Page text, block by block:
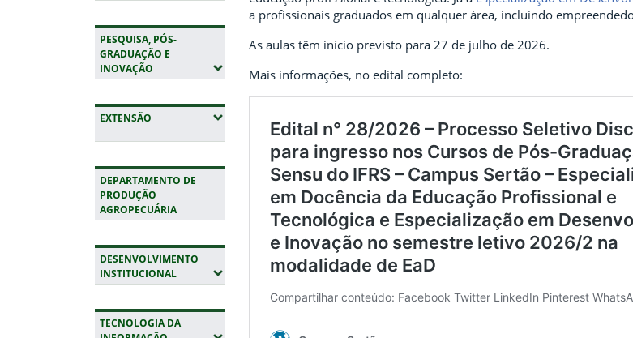
PESQUISA, PÓS-
GRADUAÇÃO E
INOVAÇÃO (EXPANDIR SUBMENUS)
EXTENSÃO (EXPANDIR SUBMENUS)
DEPARTAMENTO DE
PRODUÇÃO
AGROPECUÁRIA
DESENVOLVIMENTO
INSTITUCIONAL(EXPANDIR SUBMENUS)
TECNOLOGIA DA
a profissionais graduados em qualquer área, incluindo
As aulas têm início previsto para 27 de julho de 2026.
Mais informações, no edital completo: